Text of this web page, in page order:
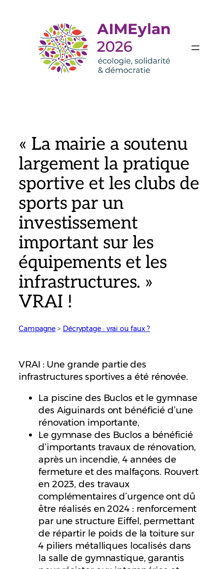
« La mairie a soutenu
largement la pratique
sportive et les clubs de
sports par un
investissement
important sur les
équipements et les
infrastructures. »
VRAI !
Campagne > Décryptage : vrai ou faux ?
VRAI : Une grande partie des
infrastructures sportives a été rénovée.
La piscine des Buclos et le gymnase
des Aiguinards ont bénéficié d’une
rénovation importante,
Le gymnase des Buclos a bénéficié
d’importants travaux de rénovation,
après un incendie, 4 années de
fermeture et des malfaçons. Rouvert
en 2023, des travaux
complémentaires d’urgence ont dû
être réalisés en 2024 : renforcement
par une structure Eiffel, permettant
de répartir le poids de la toiture sur
4 piliers métalliques localisés dans
la salle de gymnastique, garantis